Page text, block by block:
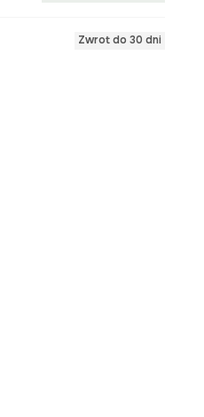
Zwrot do 30 dni